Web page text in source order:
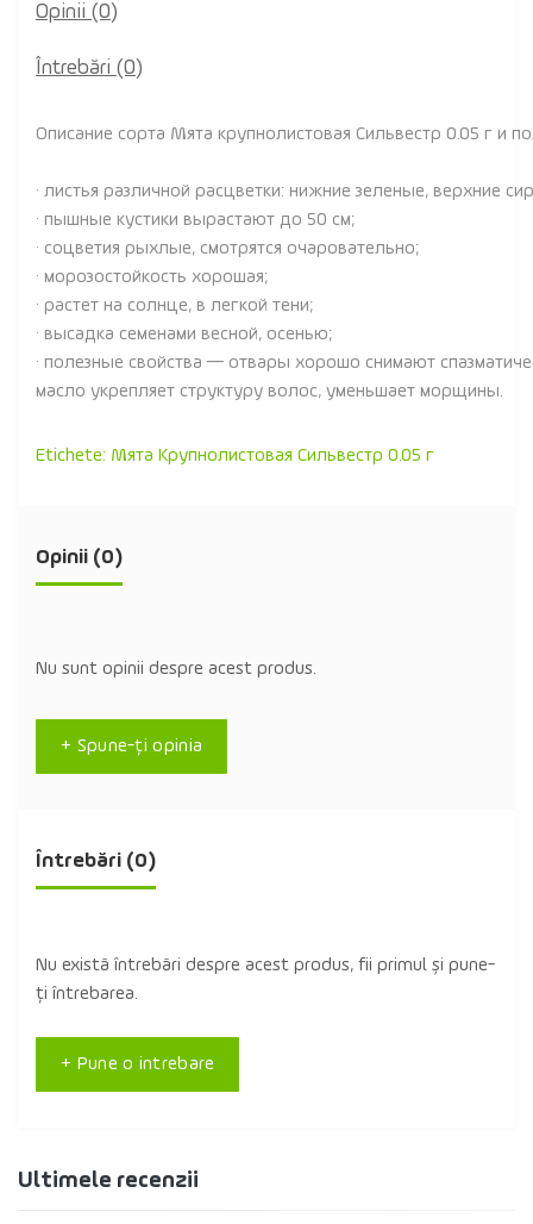
Opinii (0)
Întrebări (0)
Описание сорта Мята крупнолистовая Сильвестр 0.05 г и
· листья различной расцветки: нижние зеленые, верхние
· пышные кустики вырастают до 50 см;
· соцветия рыхлые, смотрятся очаровательно;
· морозостойкость хорошая;
· растет на солнце, в легкой тени;
· высадка семенами весной, осенью;
· полезные свойства — отвары хорошо снимают
масло укрепляет структуру волос, уменьшает морщины.
Etichete: Мята Крупнолистовая Сильвестр 0.05 г
Opinii (0)
Nu sunt opinii despre acest produs.
+ Spune-ţi opinia
Întrebări (0)
Nu există întrebări despre acest produs, fii primul și pune-
ți întrebarea.
+ Pune o intrebare
Ultimele recenzii